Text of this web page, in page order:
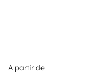
A partir de